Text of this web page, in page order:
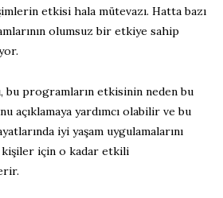
etkisi hala mütevazı. Hatta bazı
olumsuz bir etkiye sahip
bu programların etkisinin neden bu
açıklamaya yardımcı olabilir ve bu
iyi yaşam uygulamalarını
kişiler için o kadar etkili